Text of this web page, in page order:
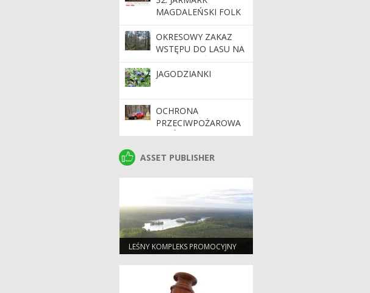
MAGDALEŃSKI FOLK
ART PSZCZEW 2026
OKRESOWY ZAKAZ
WSTĘPU DO LASU NA
TERENIE LEŚNICTW
KRANIEC ORAZ
JAGODZIANKI
OCHRONA
PRZECIWPOŻAROWA
LASÓW. LASY
INWESTUJĄ W
PATROLOWO-
GAŚNICZE
ASSET PUBLISHER
ASSET PUBLISHER
LEŚNY KOMPLEKS PROMOCYJNY
„PUSZCZA NOTECKA”